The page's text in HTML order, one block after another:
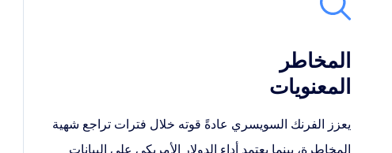
المخاطر
المعنويات
يعزز الفرنك السويسري عادةً قوته خلال فترات تراجع شهية